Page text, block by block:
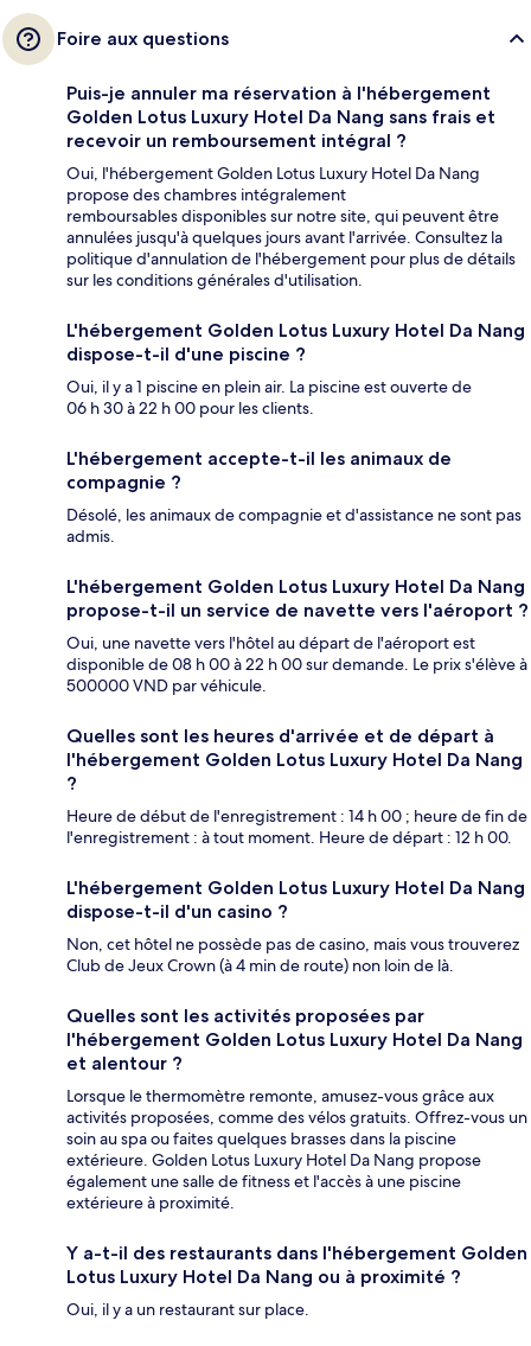
Foire aux questions
Puis-je annuler ma réservation à l'hébergement
Golden Lotus Luxury Hotel Da Nang sans frais et
recevoir un remboursement intégral ?
Oui, l'hébergement Golden Lotus Luxury Hotel Da Nang
propose des chambres intégralement
remboursables disponibles sur notre site, qui peuvent être
annulées jusqu'à quelques jours avant l'arrivée. Consultez la
politique d'annulation de l'hébergement pour plus de détails
sur les conditions générales d'utilisation.
L'hébergement Golden Lotus Luxury Hotel Da Nang
dispose-t-il d'une piscine ?
Oui, il y a 1 piscine en plein air. La piscine est ouverte de
06 h 30 à 22 h 00 pour les clients.
L'hébergement accepte-t-il les animaux de
compagnie ?
Désolé, les animaux de compagnie et d'assistance ne sont pas
admis.
L'hébergement Golden Lotus Luxury Hotel Da Nang
propose-t-il un service de navette vers l'aéroport ?
Oui, une navette vers l'hôtel au départ de l'aéroport est
disponible de 08 h 00 à 22 h 00 sur demande. Le prix s'élève à
500000 VND par véhicule.
Quelles sont les heures d'arrivée et de départ à
l'hébergement Golden Lotus Luxury Hotel Da Nang
?
Heure de début de l'enregistrement : 14 h 00 ; heure de fin de
l'enregistrement : à tout moment. Heure de départ : 12 h 00.
L'hébergement Golden Lotus Luxury Hotel Da Nang
dispose-t-il d'un casino ?
Non, cet hôtel ne possède pas de casino, mais vous trouverez
Club de Jeux Crown (à 4 min de route) non loin de là.
Quelles sont les activités proposées par
l'hébergement Golden Lotus Luxury Hotel Da Nang
et alentour ?
Lorsque le thermomètre remonte, amusez-vous grâce aux
activités proposées, comme des vélos gratuits. Offrez-vous un
soin au spa ou faites quelques brasses dans la piscine
extérieure. Golden Lotus Luxury Hotel Da Nang propose
également une salle de fitness et l'accès à une piscine
extérieure à proximité.
Y a-t-il des restaurants dans l'hébergement Golden
Lotus Luxury Hotel Da Nang ou à proximité ?
Oui, il y a un restaurant sur place.